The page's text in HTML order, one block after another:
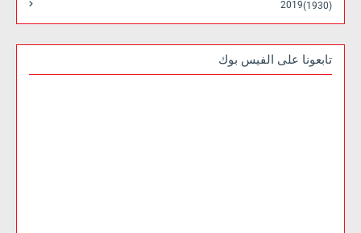
2019 (1930)
تابعونا على الفيس بوك